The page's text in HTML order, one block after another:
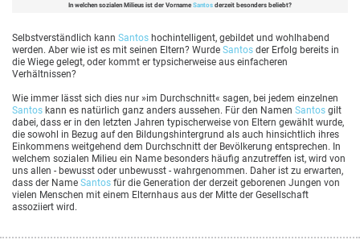
In welchen sozialen Milieus ist der Vorname Santos derzeit besonders beliebt?
Selbstverständlich kann Santos hochintelligent, gebildet und wohlhabend
werden. Aber wie ist es mit seinen Eltern? Wurde Santos der Erfolg bereits in
die Wiege gelegt, oder kommt er typsicherweise aus einfacheren
Verhältnissen?
Wie immer lässt sich dies nur »im Durchschnitt« sagen, bei jedem einzelnen
Santos kann es natürlich ganz anders aussehen. Für den Namen Santos gilt
dabei, dass er in den letzten Jahren typischerweise von Eltern gewählt wurde,
die sowohl in Bezug auf den Bildungshintergrund als auch hinsichtlich ihres
Einkommens weitgehend dem Durchschnitt der Bevölkerung entsprechen. In
welchem sozialen Milieu ein Name besonders häufig anzutreffen ist, wird von
uns allen - bewusst oder unbewusst - wahrgenommen. Daher ist zu erwarten,
dass der Name Santos für die Generation der derzeit geborenen Jungen von
vielen Menschen mit einem Elternhaus aus der Mitte der Gesellschaft
assoziiert wird.